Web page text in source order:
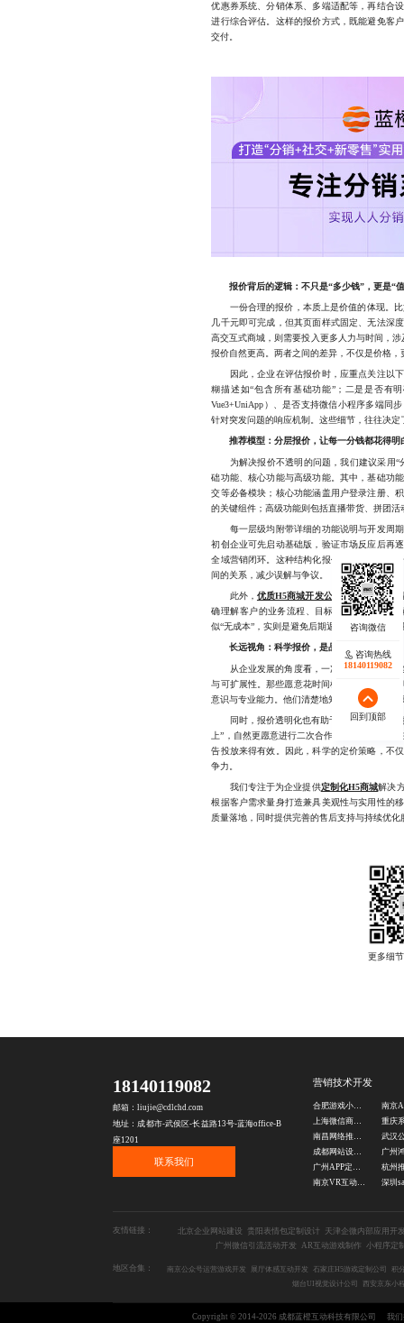
优惠券系统、分销体系、多端适配等，再结合
进行综合评估。这样的报价方式，既能避免客
交付。
报价背后的逻辑：不只是“多少钱”，更是“
一份合理的报价，本质上是价值的体现。比
几千元即可完成，但其页面样式固定、无法深
高交互式商城，则需要投入更多人力与时间，
报价自然更高。两者之间的差异，不仅是价格
因此，企业在评估报价时，应重点关注以下
糊描述如“包含所有基础功能”；二是是否有
Vue3+UniApp）、是否支持微信小程序多端同
针对突发问题的响应机制。这些细节，往往决
推荐模型：分层报价，让每一分钱都花得明
为解决报价不透明的问题，我们建议采用“
础功能、核心功能与高级功能。其中，基础功
交等必备模块；核心功能涵盖用户登录注册、
的关键组件；高级功能则包括直播带货、拼团
每一层级均附带详细的功能说明与开发周期
初创企业可先启动基础版，验证市场反应后再
全域营销闭环。这种结构化报价方式，不仅提
间的关系，减少误解与争议。
此外， 优质H5商城开发公司通常会提供免
确理解客户的业务流程、目标用户画像及运
似“无成本”，实则是避免后期返工、控制预算的
长远视角：科学报价，是品牌竞争力的体现
从企业发展的角度看，一次成功的H5商城建
与可扩展性。那些愿意花时间梳理需求、提供
意识与专业能力。他们清楚地知道，一个稳定
同时，报价透明化也有助于建立客户信任，
上”，自然更愿意进行二次合作或推荐给同行
告投放来得有效。因此，科学的定价策略，不
争力。
我们专注于为企业提供定制化H5商城解决
根据客户需求量身打造兼具美观性与实用性的
质量落地，同时提供完善的售后支持与持续优
咨询热线
18140119082
回到顶部
18140119082
邮箱：liujie@cdlchd.com
地址：成都市-武侯区-长益路13号-蓝海office-B
座1201
联系我们
营销技术开发
合肥游戏小程序开发公司
上海微信商城开发公司
南昌网络推广公司
成都网站设计制作
广州APP定制开发公司
南京VR互动定制公司
友情链接： 北京企业网站建设 贵阳表情包定制设计
天津企微内部应用开
广州微信引流活动开发
AR互动游戏制作 小程序定
地区合集： 南京公众号运营游戏开发 展厅体感互动开发 石家庄H5游戏定制公司
积
烟台UI视觉设计公司
西安京东小
Copyright © 2014-2026 成都蓝橙互动科技有限公司 我